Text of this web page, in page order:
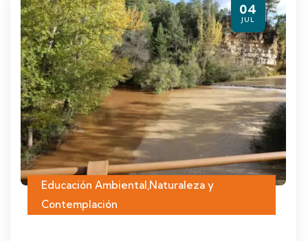
04
JUL
Educación Ambiental Naturaleza y
Contemplación